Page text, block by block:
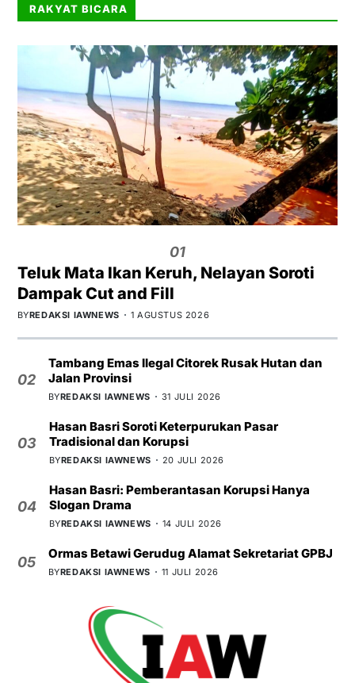
RAKYAT BICARA
01
Teluk Mata Ikan Keruh, Nelayan Soroti
Dampak Cut and Fill
BYREDAKSI IAWNEWS 1 AGUSTUS 2026
02
Tambang Emas Ilegal Citorek Rusak Hutan dan
Jalan Provinsi
BYREDAKSI IAWNEWS 31 JULI 2026
03
Hasan Basri Soroti Keterpurukan Pasar
Tradisional dan Korupsi
BYREDAKSI IAWNEWS 20 JULI 2026
04
Hasan Basri: Pemberantasan Korupsi Hanya
Slogan Drama
BYREDAKSI IAWNEWS 14 JULI 2026
05
Ormas Betawi Gerudug Alamat Sekretariat GPBJ
BYREDAKSI IAWNEWS 11 JULI 2026